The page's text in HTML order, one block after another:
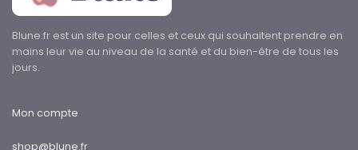
Blune.fr est un site pour celles et ceux qui souhaitent prendre en
mains leur vie au niveau de la santé et du bien-être de tous les
jours.
Mon compte
shop@blune.fr